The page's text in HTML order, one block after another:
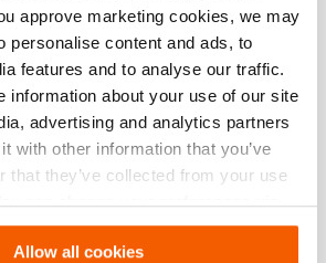
approve marketing cookies, we may
personalise content and ads, to
features and to analyse our traffic.
information about your use of our site
advertising and analytics partners
with other information that you’ve
that they’ve collected from your use
can change your preferences via
.
Allow all cookies
PA 09 H 2 S 12